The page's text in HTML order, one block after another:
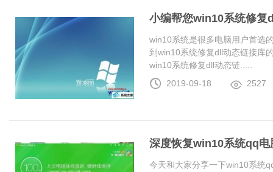
小编帮您win10系统修复
win10系统是很多电脑用户首选
到win10系统修复dll动态链接库
win10系统修复dll动态链.....
2019-09-18
2527
深度恢复win10系统qq
今天和大家分享一下win10系统